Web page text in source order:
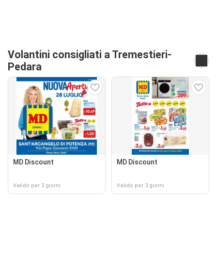
Volantini consigliati a Tremestieri-
Pedara
MD Discount
Valido per 3 giorni
MD Discount
Valido per 3 giorni